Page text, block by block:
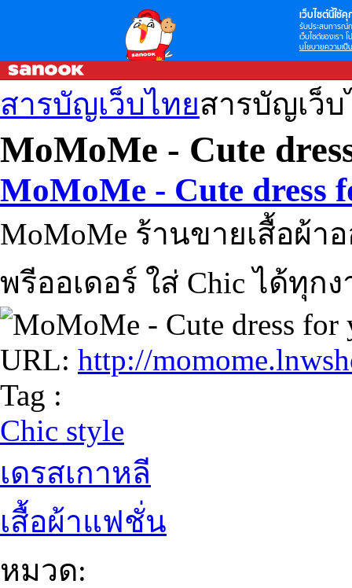
เว็บไซต์นี้ใช้คุ
รับประสบการณ์
เว็บไซต์ของเรา
นโยบายความเป็
สารบัญเว็บไทยสารบัญเว็
MoMoMe - Cute
MoMoMe - Cute dress
MoMoMe ร้านขายเสื้อผ้
พรีออเดอร์ ใส่ Chic ได้ทุก
URL: http://
Tag :
Chic style
เดรสเกาหลี
เสื้อผ้าแฟชั่น
หมวด: